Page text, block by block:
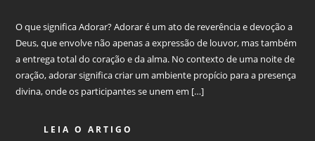
O que significa Adorar? Adorar é um ato de reverência e devoção a
Deus, que envolve não apenas a expressão de louvor, mas também
a entrega total do coração e da alma. No contexto de uma noite de
oração, adorar significa criar um ambiente propício para a presença
divina, onde os participantes se unem em […]
LEIA O ARTIGO